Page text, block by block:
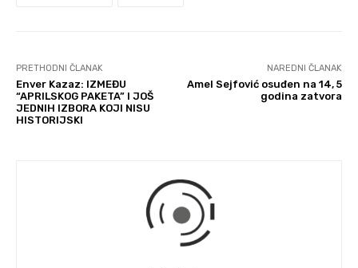
PRETHODNI ČLANAK
Enver Kazaz: IZMEĐU
“APRILSKOG PAKETA” I JOŠ
JEDNIH IZBORA KOJI NISU
HISTORIJSKI
NAREDNI ČLANAK
Amel Sejfović osuđen na 14, 5
godina zatvora